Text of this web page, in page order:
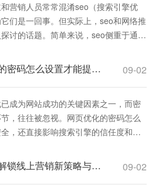
营销人员常常混淆seo（搜索引擎优
们是一回事。但实际上，seo和网络推
讨的话题。简单来说，seo侧重于通过
则是一个更广泛的术语，涵盖多种付
、电
掌握核心技巧：网页优化的密码怎么设置才能提升安全与排名 09-02
成为网站成功的关键因素之一，而密
，往往被忽视。网页优化的密码怎么
，还直接影响搜索引擎的信任度和排
用户体验。本文将深入探讨网页优化
助您从安全角度
互联网怎么推广洗衣液：解锁线上营销新策略与实战指南 09-02